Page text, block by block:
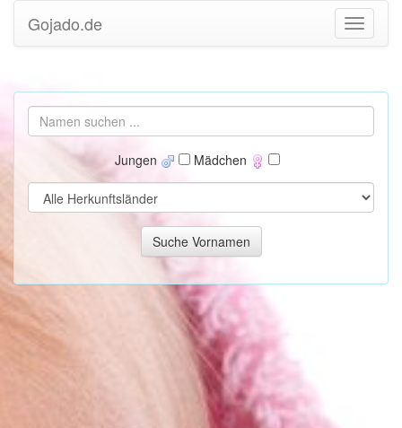
Gojado.de
Jungen Mädchen